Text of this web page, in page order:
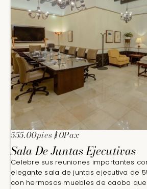
555.00pies10Pax
Sala De Juntas Ejecutivas
Celebre sus reuniones importantes
elegante sala de juntas ejecutiva de
con hermosos muebles de caoba